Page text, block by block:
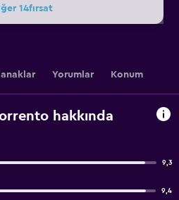
14fırsat
Yorumlar Konum
hakkında
9,3
9,4